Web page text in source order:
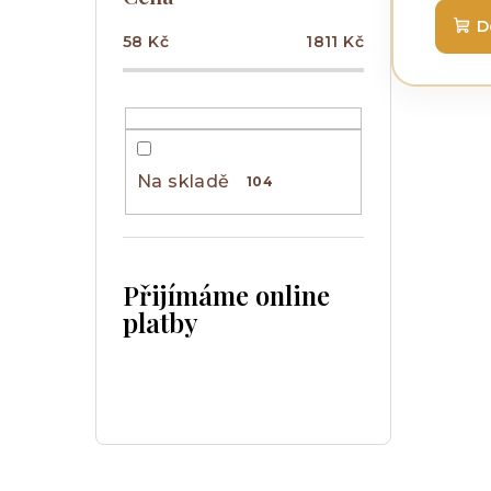
58 Kč 1811 Kč
Na skladě 104
Přijímáme online
platby